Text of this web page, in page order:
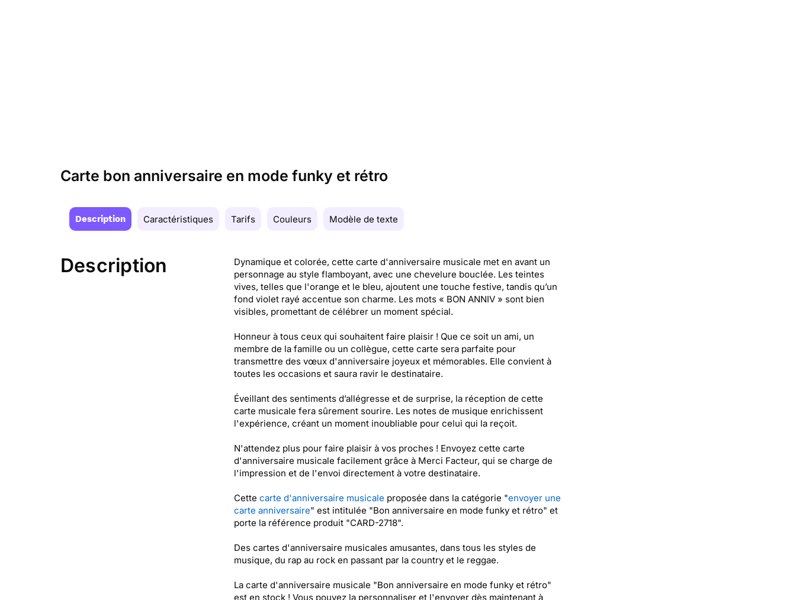
Carte bon anniversaire en mode funky et rétro
Description Caractéristiques Tarifs Couleurs Modèle de texte
Description
Dynamique et colorée, cette carte d'anniversaire musicale met en avant un
personnage au style flamboyant, avec une chevelure bouclée. Les teintes
vives, telles que l'orange et le bleu, ajoutent une touche festive, tandis qu’un
fond violet rayé accentue son charme. Les mots « BON ANNIV » sont bien
visibles, promettant de célébrer un moment spécial.
Honneur à tous ceux qui souhaitent faire plaisir ! Que ce soit un ami, un
membre de la famille ou un collègue, cette carte sera parfaite pour
transmettre des vœux d'anniversaire joyeux et mémorables. Elle convient à
toutes les occasions et saura ravir le destinataire.
Éveillant des sentiments d’allégresse et de surprise, la réception de cette
carte musicale fera sûrement sourire. Les notes de musique enrichissent
l'expérience, créant un moment inoubliable pour celui qui la reçoit.
N'attendez plus pour faire plaisir à vos proches ! Envoyez cette carte
d'anniversaire musicale facilement grâce à Merci Facteur, qui se charge de
l'impression et de l'envoi directement à votre destinataire.
Cette carte d'anniversaire musicale proposée dans la catégorie "envoyer une
carte anniversaire" est intitulée "Bon anniversaire en mode funky et rétro" et
porte la référence produit "CARD-2718".
Des cartes d'anniversaire musicales amusantes, dans tous les styles de
musique, du rap au rock en passant par la country et le reggae.
La carte d'anniversaire musicale "Bon anniversaire en mode funky et rétro"
est en stock ! Vous pouvez la personnaliser et l'envoyer dès maintenant à